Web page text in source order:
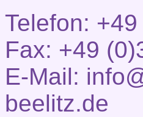
Telefon:
Fax: +49
E-Mail:
beelitz.de